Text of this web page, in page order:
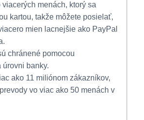
menách, ktorý sa
kartou, takže môžete posielať,
mien lacnejšie ako PayPal
chránené pomocou
úrovni banky.
ako 11 miliónom zákazníkov,
vo viac ako 50 menách v